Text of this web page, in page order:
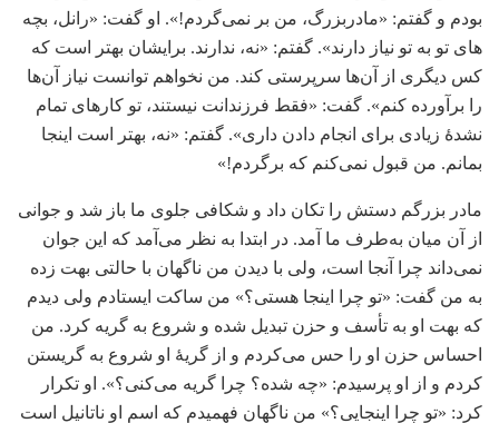
بودم و گفتم: «مادربزرگ، من بر نمی‌گردم!». او گفت: «رانل، بچه
های تو به تو نیاز دارند». گفتم: «نه، ندارند. برایشان بهتر است که
کس دیگری از آن‌ها سرپرستی کند. من نخواهم توانست نیاز آن‌ها
را برآورده کنم». گفت: «فقط فرزندانت نیستند، تو کارهای تمام
نشدۀ زیادی برای انجام دادن داری». گفتم: «نه، بهتر است اینجا
بمانم. من قبول نمی‌کنم که برگردم!»
مادر بزرگم دستش را تکان داد و شکافی جلوی ما باز شد و جوانی
از آن میان به‌طرف ما آمد. در ابتدا به نظر می‌آمد که این جوان
نمی‌داند چرا آنجا است، ولی با دیدن من ناگهان با حالتی بهت زده
به من گفت: «تو چرا اینجا هستی؟» من ساکت ایستادم ولی دیدم
که بهت او به تأسف و حزن تبدیل شده و شروع به گریه کرد. من
احساس حزن او را حس می‌کردم و از گریۀ او شروع به گریستن
کردم و از او پرسیدم: «چه شده؟ چرا گریه می‌کنی؟». او تکرار
کرد: «تو چرا اینجایی؟» من ناگهان فهمیدم که اسم او ناتانیل است